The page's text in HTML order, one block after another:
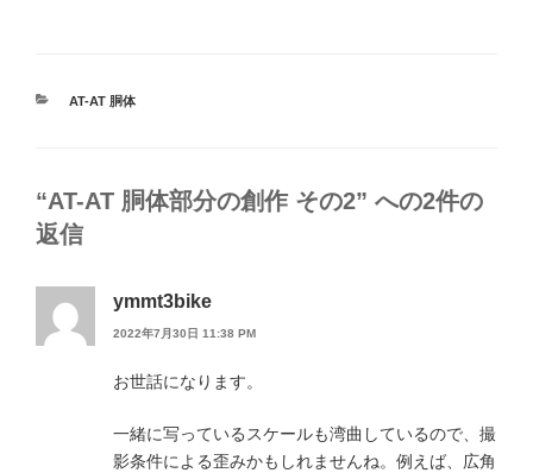
カ
AT-AT 胴体
“AT-AT 胴体部分の創作 その2” への2件の
返信
ymmt3bike
2022年7月30日 11:38 PM
お世話になります。
一緒に写っているスケールも湾曲しているので、撮
影条件による歪みかもしれませんね。例えば、広角